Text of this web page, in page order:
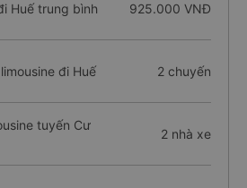
Huế trung bình 925.000 VNĐ
đi Huế 2 chuyến
tuyến Cư
2 nhà xe